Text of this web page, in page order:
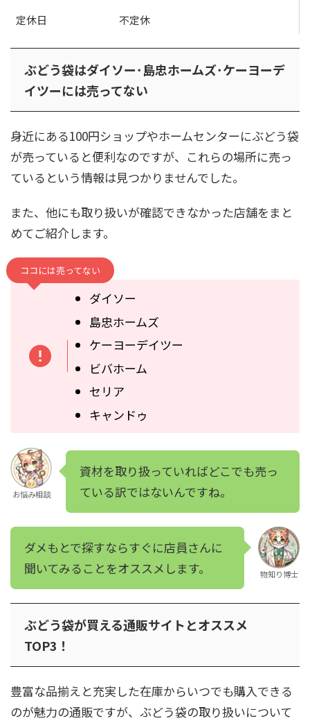
定休日
不定休
ぶどう袋はダイソー･島忠ホームズ･ケーヨーデ
イツーには売ってない
身近にある100円ショップやホームセンターにぶどう袋
が売っていると便利なのですが、これらの場所に売っ
ているという情報は見つかりませんでした。
また、他にも取り扱いが確認できなかった店舗をまと
めてご紹介します。
ココには売ってない
ダイソー
島忠ホームズ
ケーヨーデイツー
ビバホーム
セリア
キャンドゥ
お悩み相談
資材を取り扱っていればどこでも売っ
ている訳ではないんですね。
ダメもとで探すならすぐに店員さんに
聞いてみることをオススメします。
物知り博士
ぶどう袋が買える通販サイトとオススメ
TOP3！
豊富な品揃えと充実した在庫からいつでも購入できる
のが魅力の通販ですが、ぶどう袋の取り扱いについて